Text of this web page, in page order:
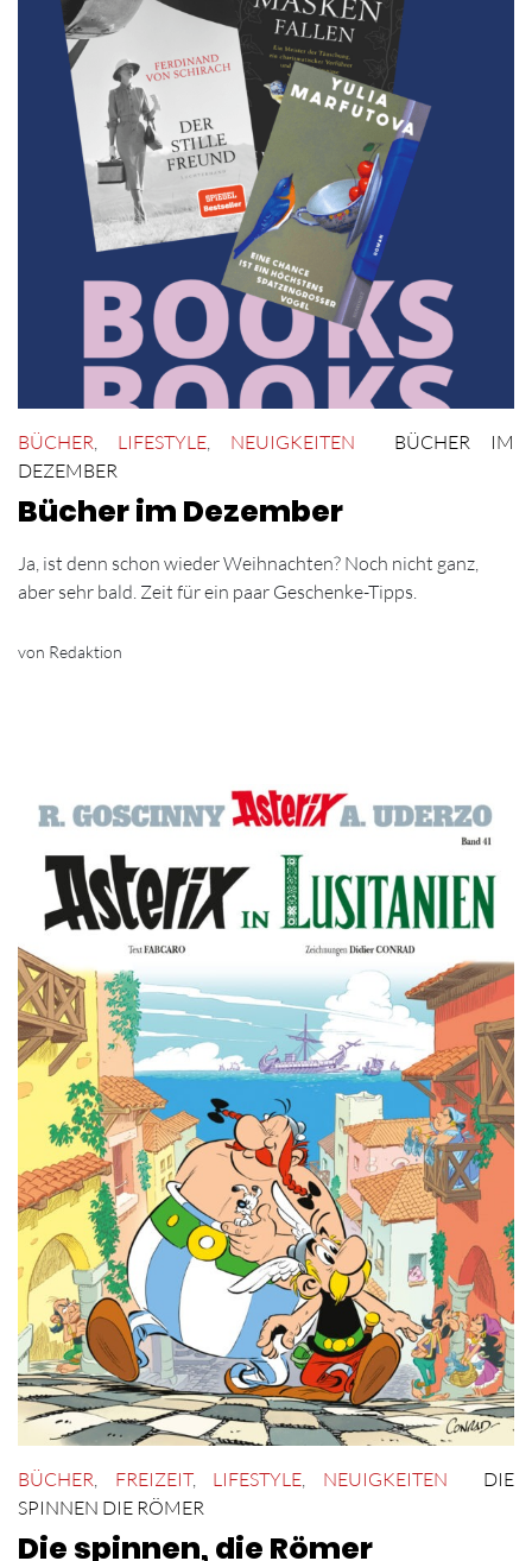
BÜCHER, LIFESTYLE, NEUIGKEITEN
BÜCHER IM
DEZEMBER
Bücher im Dezember
Ja, ist denn schon wieder Weihnachten? Noch nicht ganz,
aber sehr bald. Zeit für ein paar Geschenke-Tipps.
von Redaktion
BÜCHER, FREIZEIT, LIFESTYLE, NEUIGKEITEN
DIE
SPINNEN DIE RÖMER
Die spinnen, die Römer